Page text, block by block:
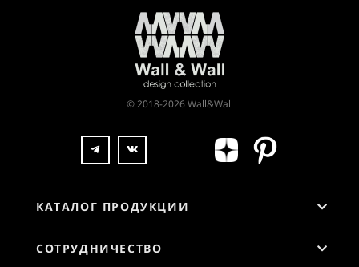
© 2018-2026 Wall&Wall
КАТАЛОГ ПРОДУКЦИИ
СОТРУДНИЧЕСТВО